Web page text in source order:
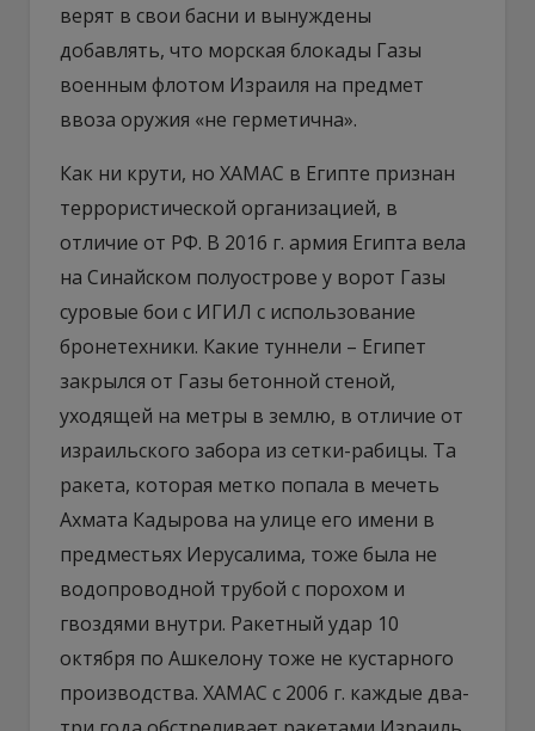
верят в свои басни и вынуждены
добавлять, что морская блокады Газы
военным флотом Израиля на предмет
ввоза оружия «не герметична».
Как ни крути, но ХАМАС в Египте признан
террористической организацией, в
отличие от РФ. В 2016 г. армия Египта вела
на Синайском полуострове у ворот Газы
суровые бои с ИГИЛ с использование
бронетехники. Какие туннели – Египет
закрылся от Газы бетонной стеной,
уходящей на метры в землю, в отличие от
израильского забора из сетки-рабицы. Та
ракета, которая метко попала в мечеть
Ахмата Кадырова на улице его имени в
предместьях Иерусалима, тоже была не
водопроводной трубой с порохом и
гвоздями внутри. Ракетный удар 10
октября по Ашкелону тоже не кустарного
производства. ХАМАС с 2006 г. каждые два-